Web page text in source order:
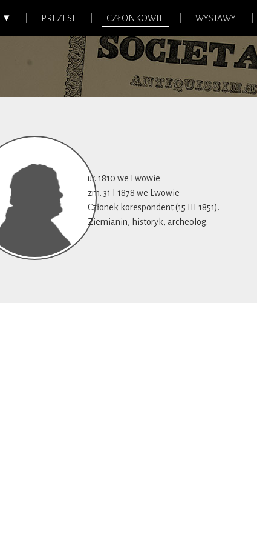
PREZESI CZŁONKOWIE WYSTAWY
ur. 1810 we Lwowie
zm. 31 I 1878 we Lwowie
Członek korespondent (15 III 1851).
Ziemianin, historyk, archeolog.